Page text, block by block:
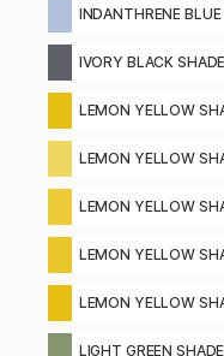
INDANTHRENE
IVORY BLACK
LEMON YELLOW
LEMON YELLOW
LEMON YELLOW
LEMON YELLOW
LEMON YELLOW
LIGHT GREEN SHADE